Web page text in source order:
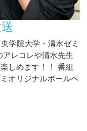
学院大学・清水ゼミ
レコレや清水先生
しめます！！ 番組
オリジナルボールペ